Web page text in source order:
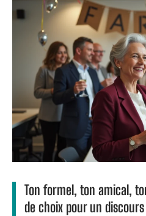
Ton formel, ton amical,
de choix pour un